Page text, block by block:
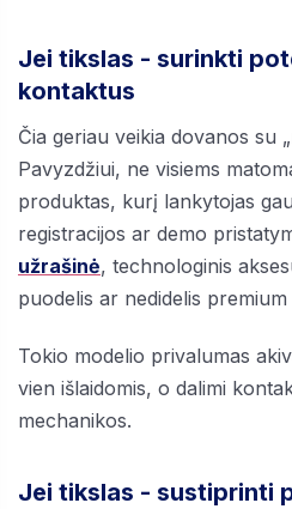
Jei tikslas - surinkti
kontaktus
Čia geriau veikia dovanos su
Pavyzdžiui, ne visiems
produktas, kurį lankytojas
registracijos ar demo
užrašinė, technologinis
puodelis ar nedidelis
Tokio modelio privalumas
vien išlaidomis, o dalimi
mechanikos.
Jei tikslas - sustiprinti